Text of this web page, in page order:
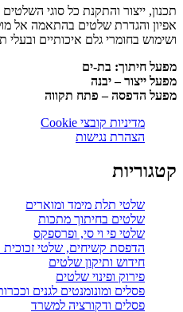
תכנון, ייצור והתקנת כל סוגי השלטים
אפיון והגדרת שלטים בהתאמה אל
ושימוש בחומרי גלם איכותיים ובעלי
מפעל חיתוך: בת-ים
מפעל ייצור – יבנה
מפעל הדפסה – פתח תקווה
מדיניות קובצי Cookie
הצהרת נגישות
קטגוריות
שלטי תלת מימד ומוארים
שלטים בחיתוך מתכות
שלטי פי וי סי, ופרספקס
הדפסת קשיחים, שלטי זכוכית
חידוש ותיקון שלטים
פירוק ופינוי שלטים
פסלים ומונומנטים לגנים
פסלים ודקורציה למשרד